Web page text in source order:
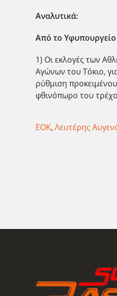
Αναλυτικά:
Από το Υφυπουργείο
1) Οι εκλογές των
Αγώνων του Τόκιο,
ρύθμιση
φθινόπωρο του
ΕΟΚ, Λευτέρης